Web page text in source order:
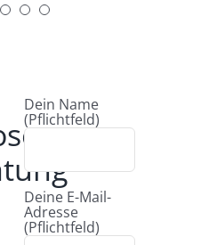
(Pflichtfeld)
Deine E-Mail-
Adresse
(Pflichtfeld)